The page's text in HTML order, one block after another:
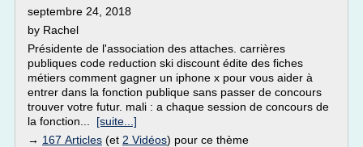
septembre 24, 2018
by Rachel
Présidente de l'association des attaches. carrières
publiques code reduction ski discount édite des fiches
métiers comment gagner un iphone x pour vous aider à
entrer dans la fonction publique sans passer de concours
trouver votre futur. mali : a chaque session de concours de
la fonction... [suite...]
→ 167 Articles (et 2 Vidéos) pour ce thème